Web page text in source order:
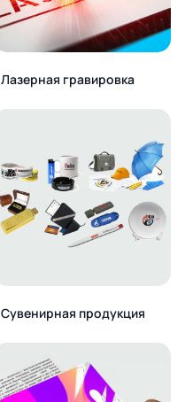
Лазерная гравировка
Сувенирная продукция